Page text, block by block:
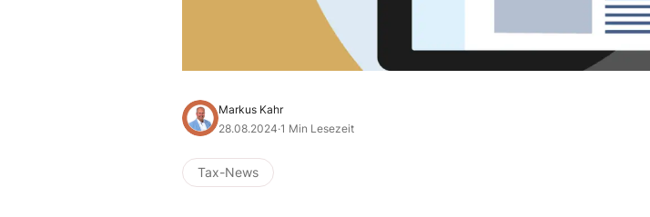
Markus Kahr
28.08.2024·1 Min Lesezeit
Tax-News